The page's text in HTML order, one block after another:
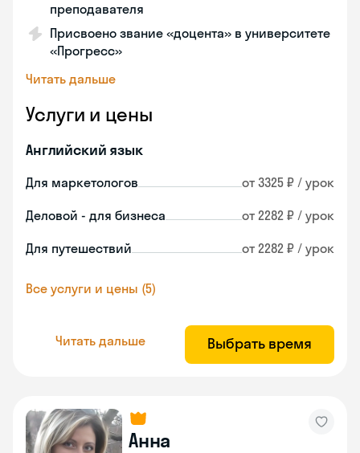
преподавателя
Присвоено звание «доцента» в университете
«Прогресс»
Читать дальше
Услуги и цены
Английский язык
Для маркетологов от 3325 ₽ / урок
Деловой - для бизнеса от 2282 ₽ / урок
Для путешествий от 2282 ₽ / урок
Все услуги и цены (5)
Читать дальше Выбрать время
Анна